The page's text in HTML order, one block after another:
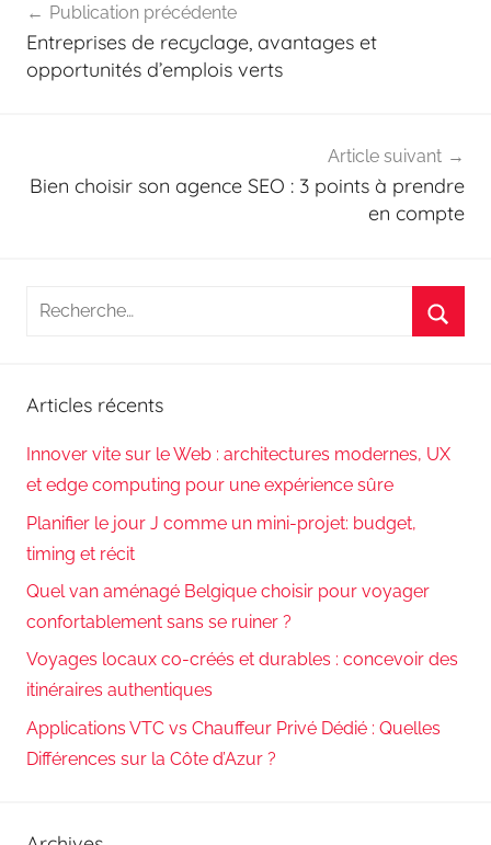
de
l’article
Publication précédente
Entreprises de recyclage, avantages et
opportunités d’emplois verts
Article suivant
Bien choisir son agence SEO : 3 points à prendre
en compte
Recherche
Articles récents
Innover vite sur le Web : architectures modernes, UX
et edge computing pour une expérience sûre
Planifier le jour J comme un mini-projet: budget,
timing et récit
Quel van aménagé Belgique choisir pour voyager
confortablement sans se ruiner ?
Voyages locaux co-créés et durables : concevoir des
itinéraires authentiques
Applications VTC vs Chauffeur Privé Dédié : Quelles
Différences sur la Côte d’Azur ?